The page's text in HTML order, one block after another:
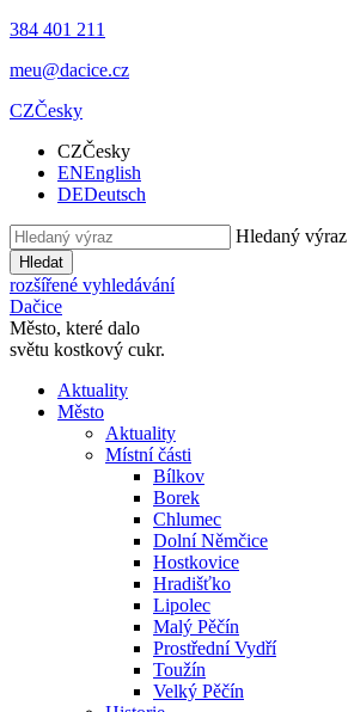
384 401 211
meu@dacice.cz
CZČesky
CZČesky
ENEnglish
DEDeutsch
Hledaný výraz
Hledat
rozšířené vyhledávání
Dačice
Město, které dalo
světu kostkový cukr.
Aktuality
Město
Aktuality
Místní části
Bílkov
Borek
Chlumec
Dolní Němčice
Hostkovice
Hradišťko
Lipolec
Malý Pěčín
Prostřední Vydří
Toužín
Velký Pěčín